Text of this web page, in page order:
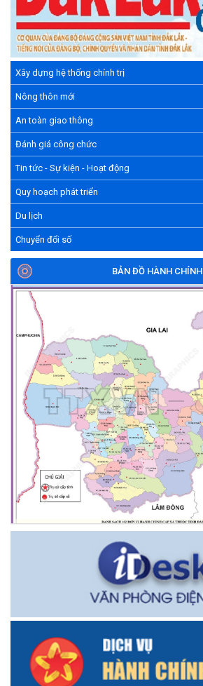
Xây dựng hệ thống chính trị
Nông thôn mới
An toàn giao thông
Đánh giá công chức
Tin tức - Sự kiện - Hoạt động
Quy hoạch phát triển
Du lịch
Chuyển đổi số
BẢN ĐỒ HÀNH CHÍNH